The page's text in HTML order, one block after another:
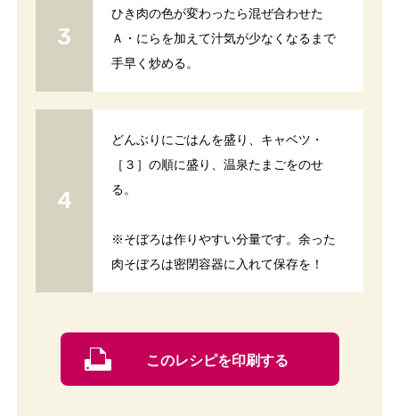
ひき肉の色が変わったら混ぜ合わせた
Ａ・にらを加えて汁気が少なくなるまで
手早く炒める。
どんぶりにごはんを盛り、キャベツ・
［３］の順に盛り、温泉たまごをのせ
る。
※そぼろは作りやすい分量です。余った
肉そぼろは密閉容器に入れて保存を！
このレシピを印刷する